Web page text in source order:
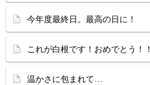
今年度最終日。最高の日に！
これが白根です！おめでとう！！
温かさに包まれて…